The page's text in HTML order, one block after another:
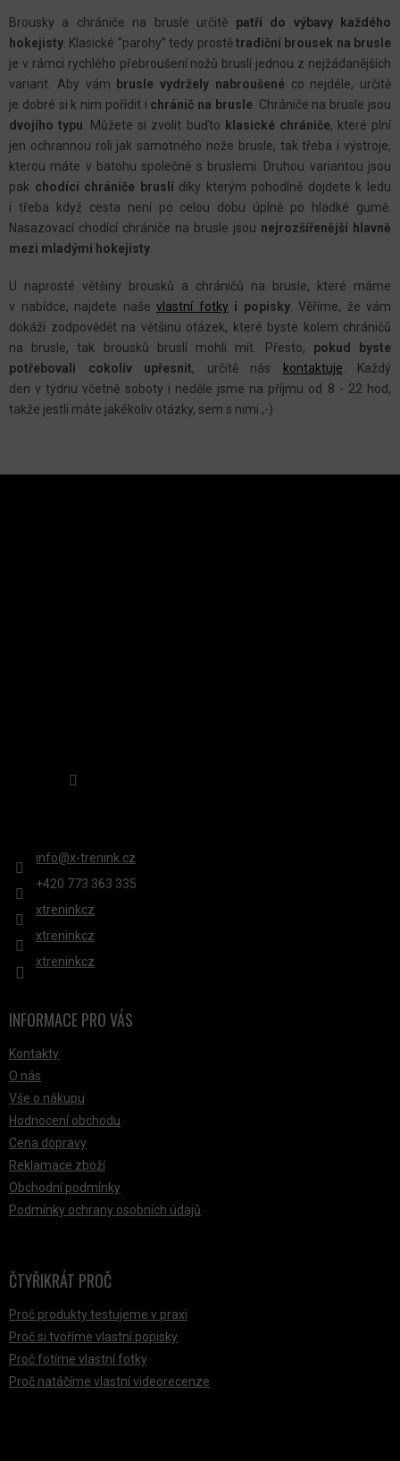
V
L
Á
D
A
C
Í
P
R
V
Y
V
Ý
P
S
U
Brousky a chrániče na brusle určitě patří do výbavy každého
hokejisty. Klasické “parohy” tedy prostětradiční brousek na brusle
je v rámci rychlého přebroušení nožů bruslí jednou z nejžádanějších
variant. Aby vám
brusle vydržely nabroušenéco nejdéle, určitě
je dobré si k nim pořídit i chránič na brusle. Chrániče na brusle jsou
dvojího typu. Můžete si zvolit buďto klasické chrániče, které plní
jen ochrannou roli jak samotného nože brusle, tak třeba i výstroje,
kterou máte v batohu společně s bruslemi. Druhou variantou jsou
pak chodící chrániče bruslídíky kterým pohodlně dojdete k ledu
i třeba když cesta není po celou dobu úplně po hladké gumě.
Nasazovací chodící chrániče na brusle jsou nejrozšířenější hlavně
mezi mladými hokejisty.
U naprosté většiny brousků a chráničů na brusle, které máme
v nabídce, najdete naše vlastní fotky i popisky. Věříme, že vám
dokáží zodpovědět na většinu otázek, které byste kolem chráničů
na brusle, tak brousků bruslí mohli mít. Přesto, pokud byste
potřebovali cokoliv upřesnit, určitě nás kontaktuje.
Každý
den v týdnu včetně soboty i neděle jsme na příjmu od 8 - 22 hod,
takže jestli máte jakékoliv otázky, sem s nimi ;-)
Z
info@x-trenink.cz
+420 ‭773 363 335
xtreninkcz
xtreninkcz
xtreninkcz
INFORMACE PRO VÁS
Kontakty
O nás
Vše o nákupu
Hodnocení obchodu
Cena dopravy
Reklamace zboží
Obchodní podmínky
Podmínky ochrany osobních údajů
ČTYŘIKRÁT PROČ
Proč produkty testujeme v praxi
Proč si tvoříme vlastní popisky
Proč fotíme vlastní fotky
Proč natáčíme vlastní videorecenze